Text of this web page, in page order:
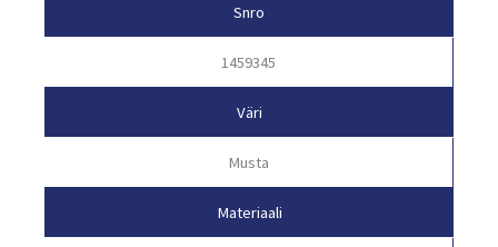
Snro
1459345
Väri
Musta
Materiaali